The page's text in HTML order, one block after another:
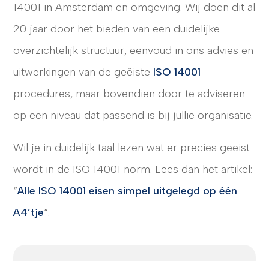
CONTACT
14001 in Amsterdam en omgeving. Wij doen dit al
20 jaar door het bieden van een duidelijke
overzichtelijk structuur, eenvoud in ons advies en
uitwerkingen van de geëiste ISO 14001
procedures, maar bovendien door te adviseren
op een niveau dat passend is bij jullie organisatie.
Wil je in duidelijk taal lezen wat er precies geeist
wordt in de ISO 14001 norm. Lees dan het artikel:
“Alle ISO 14001 eisen simpel uitgelegd op één
A4’tje“.